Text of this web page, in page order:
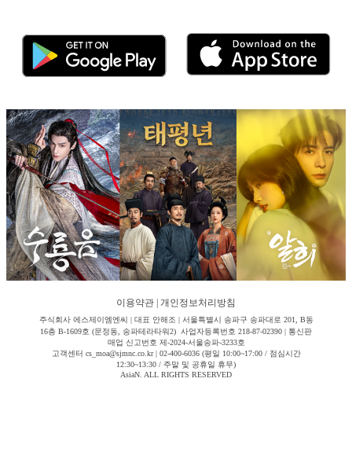
이용약관 개인정보처리방침
주식회사 에스제이엠엔씨 | 대표 안해조 | 서울특별시 송파구 송파대로 201, B동
16층 B-1609호 (문정동, 송파테라타워2) 사업자등록번호 218-87-02390 | 통신판
매업 신고번호 제-2024-서울송파-3233호
고객센터 cs_moa@sjmnc.co.kr | 02-400-6036 (평일 10:00~17:00 / 점심시간
12:30~13:30 / 주말 및 공휴일 휴무)
AsiaN. ALL RIGHTS RESERVED